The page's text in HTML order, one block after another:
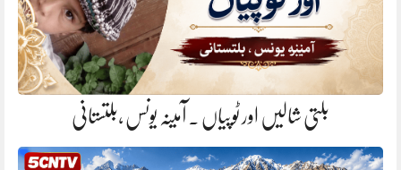
بلتی شالیں اور ٹوپیاں . آمینہ یونس ،بلتستانی